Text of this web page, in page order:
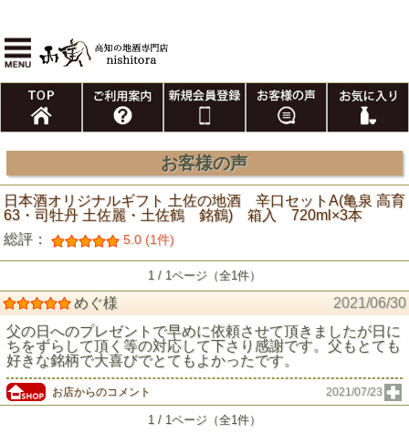
お客様の声
日本酒オリジナルギフト 土佐の地酒 辛口セットA(亀泉 高育
63・司牡丹 土佐麗・土佐鶴 銘鶴) 箱入 720ml×3本
総評：
5.0 (1件)
1 / 1ページ（全1件）
めぐ様
2021/06/30
父の日へのプレゼントで早めに依頼させて頂きましたが日に
ちをずらして頂く等の対応して下さり感謝です。父もとても
好きな銘柄で大喜びでとてもよかったです。
お店からのコメント 2021/07/23
1 / 1ページ（全1件）